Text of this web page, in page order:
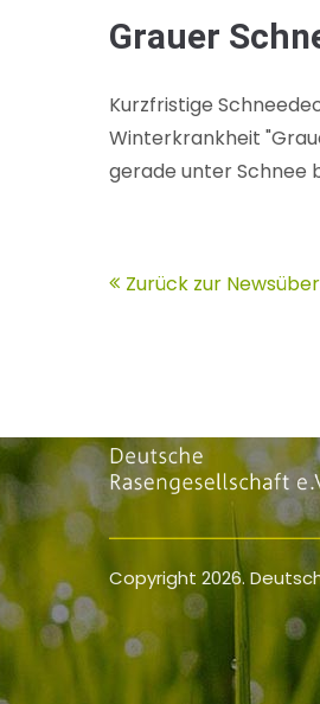
Grauer
Kurzfristige
Winterkrankheit
gerade unter Schnee
Zurück zur
Copyright 2026.